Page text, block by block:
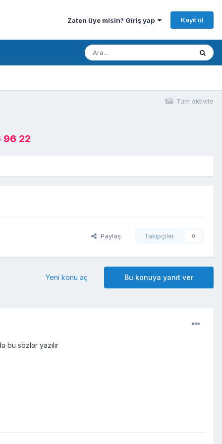
Zaten üye misin? Giriş yap Kayıt ol
Tüm aktivite
96 22
Paylaş Takipçiler 0
Bu konuya yanıt ver
Yeni konu aç
bu sözlər yazılır